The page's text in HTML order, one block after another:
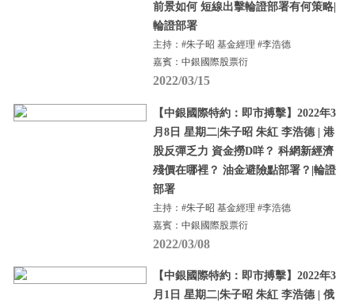
前景如何 短線出擊輪證部署有何策略|
輪證部署
主持：#朱子昭 基金經理 #李浩德
嘉賓：中銀國際股票衍
2022/03/15
【中銀國際特約：即市搏擊】2022年3
月8日 星期二|朱子昭 朱紅 李浩德 | 港
股反彈乏力 資金撈D咩？ 科網新經濟
殘價在哪裡？ 油金避險點部署？|輪證
部署
主持：#朱子昭 基金經理 #李浩德
嘉賓：中銀國際股票衍
2022/03/08
【中銀國際特約：即市搏擊】2022年3
月1日 星期二|朱子昭 朱紅 李浩德 | 俄